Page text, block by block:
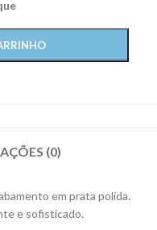
(0)
em prata polida.
e sofisticado.